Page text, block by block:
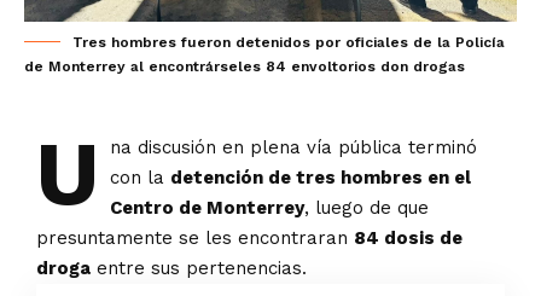
Tres hombres fueron detenidos por oficiales de la Policía
de Monterrey al encontrárseles 84 envoltorios don drogas
U
na discusión en plena vía pública terminó
con la detención de tres hombres en el
Centro de Monterrey, luego de que
presuntamente se les encontraran 84 dosis de
droga entre sus pertenencias.